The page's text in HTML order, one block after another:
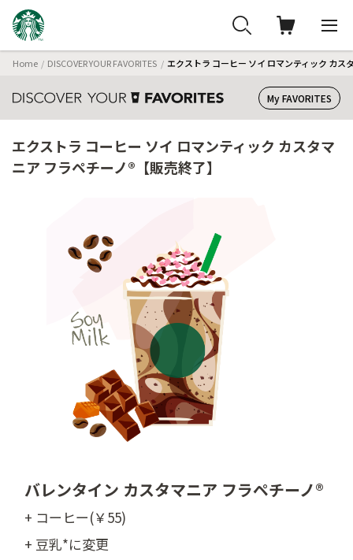
Home DISCOVER YOUR FAVORITES エクストラ コーヒー ソイ ロマンティック カス
My FAVORITES
エクストラ コーヒー ソイ ロマンティック カスタマ
ニア フラペチーノ®【販売終了】
バレンタイン カスタマニア フラペチーノ®
+ コーヒー(￥55)
+ 豆乳*に変更